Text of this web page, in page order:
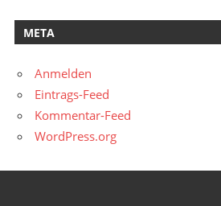
META
Anmelden
Eintrags-Feed
Kommentar-Feed
WordPress.org